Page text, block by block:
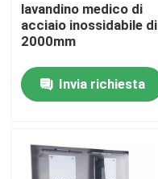
Prodotti
Circa noi
Controllo di qualità
lavandino medico di
acciaio inossidabile di
2000mm
Invia richiesta